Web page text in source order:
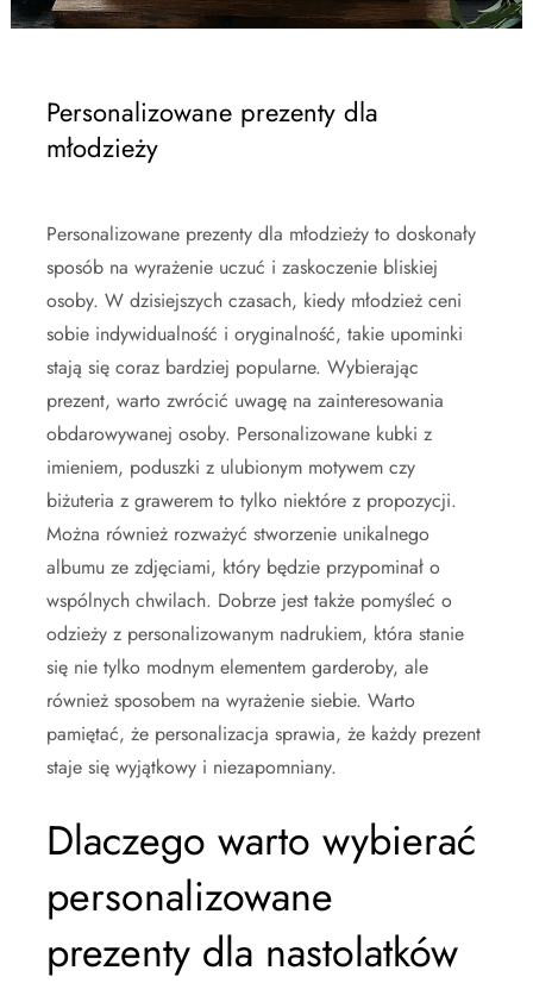
Personalizowane prezenty dla
młodzieży
Personalizowane prezenty dla młodzieży to doskonały
sposób na wyrażenie uczuć i zaskoczenie bliskiej
osoby. W dzisiejszych czasach, kiedy młodzież ceni
sobie indywidualność i oryginalność, takie upominki
stają się coraz bardziej popularne. Wybierając
prezent, warto zwrócić uwagę na zainteresowania
obdarowywanej osoby. Personalizowane kubki z
imieniem, poduszki z ulubionym motywem czy
biżuteria z grawerem to tylko niektóre z propozycji.
Można również rozważyć stworzenie unikalnego
albumu ze zdjęciami, który będzie przypominał o
wspólnych chwilach. Dobrze jest także pomyśleć o
odzieży z personalizowanym nadrukiem, która stanie
się nie tylko modnym elementem garderoby, ale
również sposobem na wyrażenie siebie. Warto
pamiętać, że personalizacja sprawia, że każdy prezent
staje się wyjątkowy i niezapomniany.
Dlaczego warto wybierać
personalizowane
prezenty dla nastolatków